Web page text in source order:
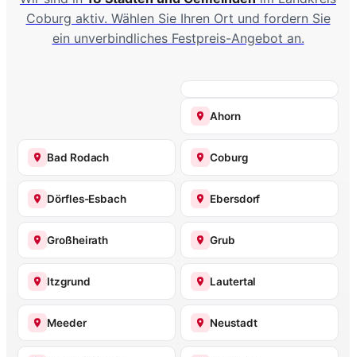
Coburg aktiv. Wählen Sie Ihren Ort und fordern Sie
ein unverbindliches Festpreis-Angebot an.
Ahorn
Bad Rodach Coburg
Dörfles-Esbach Ebersdorf
Großheirath Grub
Itzgrund Lautertal
Meeder Neustadt